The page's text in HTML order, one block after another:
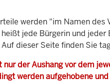
werden "im Namen des
jede Bürgerin und
dieser Seite finden Sie
nur der Aushang vor dem
werden aufgehobene